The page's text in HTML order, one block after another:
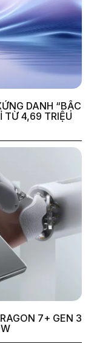
DANH “BẬC
TỪ 4,69 TRIỆU
7+ GEN 3